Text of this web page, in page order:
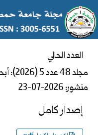
العدد الحالي
مجلد 48 عدد 5 (2026): أبحاث العدد5
منشور: 2026-07-23
إصدار كامل